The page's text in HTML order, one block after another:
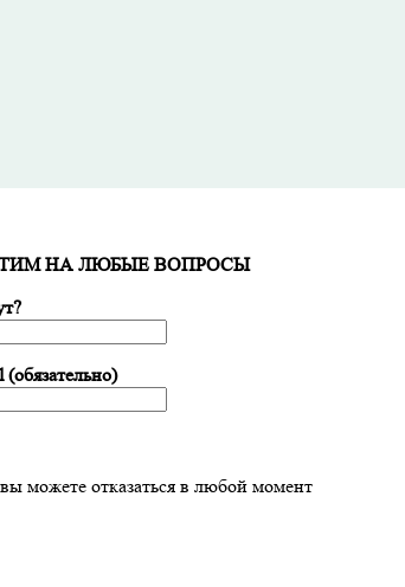
НА ЛЮБЫЕ ВОПРОСЫ
можете отказаться в любой момент